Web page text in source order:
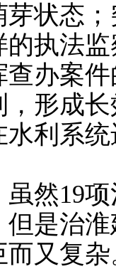
芽状态
的执法
查办案
，形成
水利系
然19项
但是治
又复杂